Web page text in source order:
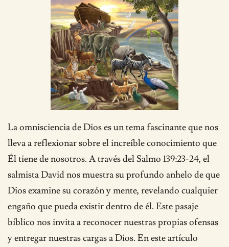
La omnisciencia de Dios es un tema fascinante que nos
lleva a reflexionar sobre el increíble conocimiento que
Él tiene de nosotros. A través del Salmo 139:23-24, el
salmista David nos muestra su profundo anhelo de que
Dios examine su corazón y mente, revelando cualquier
engaño que pueda existir dentro de él. Este pasaje
bíblico nos invita a reconocer nuestras propias ofensas
y entregar nuestras cargas a Dios. En este artículo